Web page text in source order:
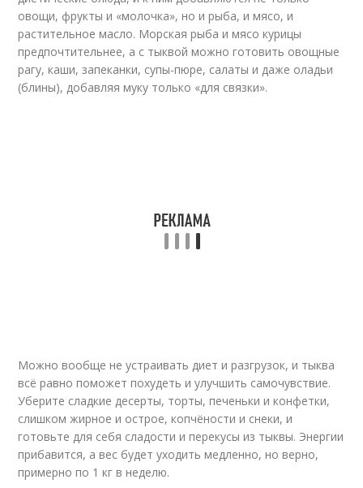
овощи, фрукты и «молочка», но и рыба, и мясо, и
растительное масло. Морская рыба и мясо курицы
предпочтительнее, а с тыквой можно готовить овощные
рагу, каши, запеканки, супы-пюре, салаты и даже оладьи
(блины), добавляя муку только «для связки».
Можно вообще не устраивать диет и разгрузок, и тыква
всё равно поможет похудеть и улучшить самочувствие.
Уберите сладкие десерты, торты, печеньки и конфетки,
слишком жирное и острое, копчёности и снеки, и
готовьте для себя сладости и перекусы из тыквы. Энергии
прибавится, а вес будет уходить медленно, но верно,
примерно по 1 кг в неделю.